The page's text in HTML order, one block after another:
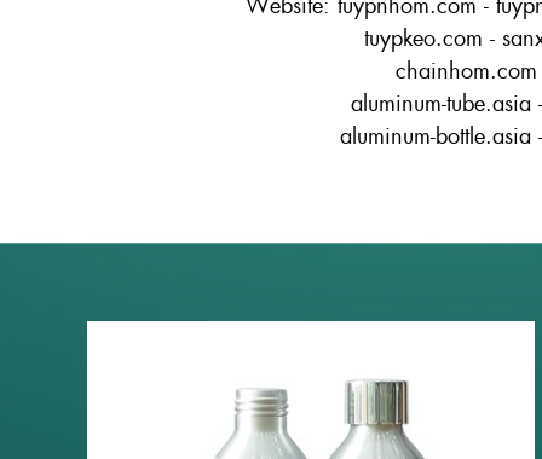
tuypkeo.com -
aluminum-tube.asia
aluminum-bottle.asia